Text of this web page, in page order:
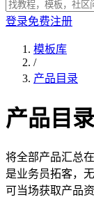
登录免费注册
模板库
/
产品目录
产品目录
将全部产品汇总
是业务员拓客，
可当场获取产品